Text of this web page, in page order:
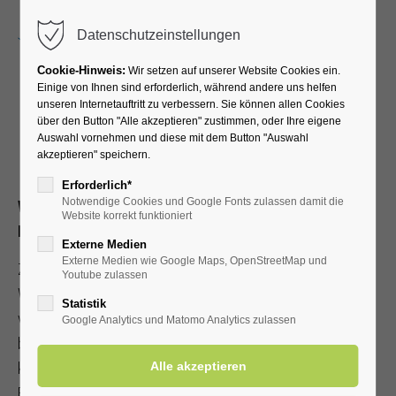
Premiere des Wintergartens
Bad Westernkotten
Weihnachtliches Markterlebnis vom 19. bis 21.
Dezember 2025
Zum ersten Mal findet in diesem Jahr der Wintergarten Bad
Westernkotten statt. Vom 19. bis 21. Dezember 2025
verwandelt sich der Kurpark in eine stimmungsvoll
beleuchtete Winterlandschaft mit festlicher Atmosphäre,
kulinarischen Highlights und abwechslungsreichem
Datenschutzeinstellungen
Cookie-Hinweis: Wir setzen auf unserer Website Cookies ein.
Einige von Ihnen sind erforderlich, während andere uns helfen
unseren Internetauftritt zu verbessern. Sie können allen Cookies
über den Button "Alle akzeptieren" zustimmen, oder Ihre eigene
Auswahl vornehmen und diese mit dem Button "Auswahl
akzeptieren" speichern.
Erforderlich*
Notwendige Cookies und Google Fonts zulassen damit die
Website korrekt funktioniert
Externe Medien
Externe Medien wie Google Maps, OpenStreetMap und
Youtube zulassen
Statistik
Google Analytics und Matomo Analytics zulassen